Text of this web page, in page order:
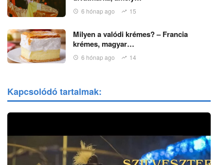
6 hónap ago 15
Milyen a valódi krémes? – Francia
krémes, magyar…
6 hónap ago 14
Kapcsolódó tartalmak: